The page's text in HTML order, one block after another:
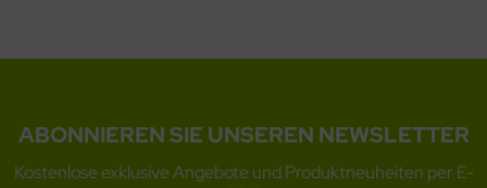
ABONNIEREN SIE UNSEREN NEWSLETTER
Kostenlose exklusive Angebote und Produktneuheiten per E-